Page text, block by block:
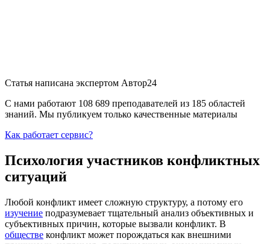
Статья написана экспертом Автор24
С нами работают 108 689 преподавателей из 185 областей
знаний. Мы публикуем только качественные материалы
Как работает сервис?
Психология участников конфликтных
ситуаций
Любой конфликт имеет сложную структуру, а потому его
изучение подразумевает тщательный анализ объективных и
субъективных причин, которые вызвали конфликт. В
обществе конфликт может порождаться как внешними